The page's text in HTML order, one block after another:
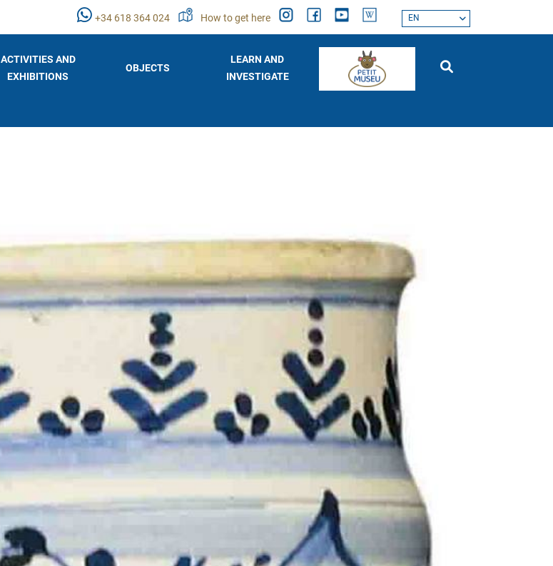
+34 618 364 024 How to get here EN
ACTIVITIES AND
EXHIBITIONS
OBJECTS
LEARN AND
INVESTIGATE